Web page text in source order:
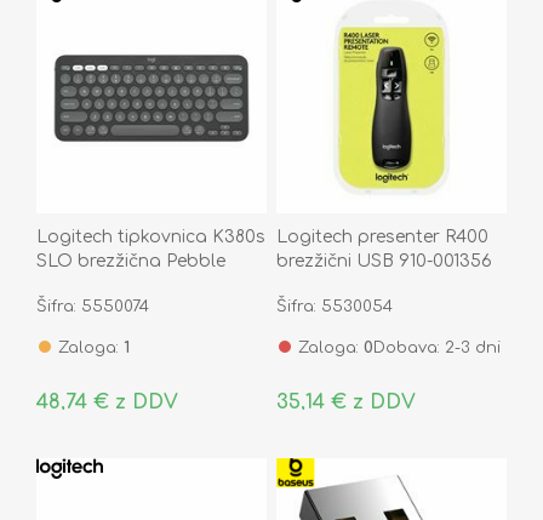
Logitech tipkovnica K380s
SLO brezžična Pebble
011851
Šifra: 5550074
Zaloga: 1
48,74 € z DDV
Logitech presenter R400
brezžični USB 910-001356
Šifra: 5530054
Zaloga: 0 Dobava: 2-3 dni
35,14 € z DDV